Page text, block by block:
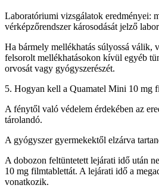
Laboratóriumi vizsgálatok eredményei:
vérképzőrendszer károsodását jelző
Ha bármely mellékhatás súlyossá válik,
felsorolt mellékhatásokon kívül egyéb
orvosát vagy gyógyszerészét.
5. Hogyan kell a Quamatel Mini 10 mg
A fénytől való védelem érdekében az
tárolandó.
A gyógyszer gyermekektől elzárva
A dobozon feltüntetett lejárati idő után
10 mg filmtablettát. A lejárati idő a
vonatkozik.